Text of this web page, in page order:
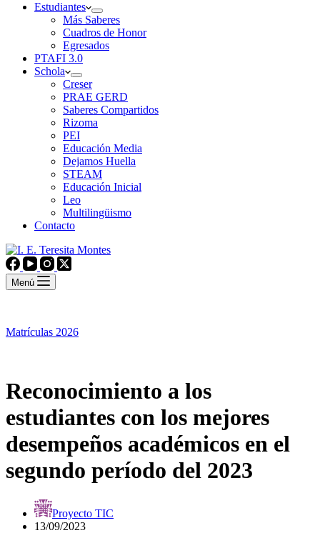
Estudiantes
Más Saberes
Cuadros de Honor
Egresados
PTAFI 3.0
Schola
Creser
PRAE GERD
Saberes Compartidos
Rizoma
PEI
Educación Media
Dejamos Huella
STEAM
Educación Inicial
Leo
Multilingüismo
Contacto
Menú
Matrículas 2026
Reconocimiento a los
estudiantes con los mejores
desempeños académicos en el
segundo período del 2023
Proyecto TIC
13/09/2023